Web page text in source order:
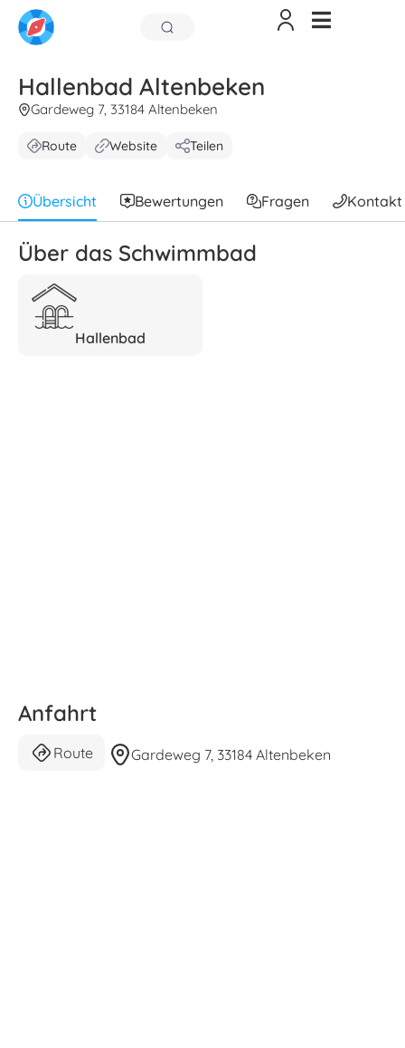
Hallenbad Altenbeken
Gardeweg 7, 33184 Altenbeken
Route Website Teilen
Übersicht Bewertungen Fragen Kontakt
Über das Schwimmbad
Hallenbad
Anfahrt
Route Gardeweg 7, 33184 Altenbeken